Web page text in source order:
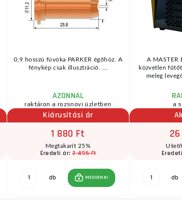
0,9 hosszú fúvóka PARKER égőhöz. A
fénykép csak illusztráció. ...
AZONNAL
raktáron a rozsnovi üzletben
Kiárusítási ár
1 880 Ft
Megtakarít 25%
Eredeti ár:2 495 Ft
db MEGVENNI
A MASTER
közvetlen
meleg
a
db